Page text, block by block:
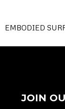
EMBODIED
JOIN